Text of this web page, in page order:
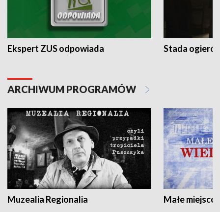
Ekspert ZUS odpowiada Stada
ARCHIWUM PROGRAMÓW
Muzealia Regionalia Małe